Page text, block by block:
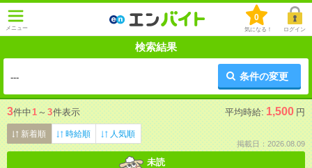
メニュー
0
気になる！ ログイン
検索結果
--- 条件の変更
3件中1 ～ 3件表示 平均時給: 1,500 円
新着順 時給順 人気順
掲載日：2026.08.09
未読